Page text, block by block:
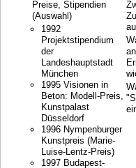
Preise, Stipendien
(Auswahl)
1992
Projektstipendium
der
Landeshauptstadt
München
1995 Visionen in
Beton: Modell-Preis,
Kunstpalast
Düsseldorf
1996 Nympenburger
Kunstpreis (Marie-
Luise-Lentz-Preis)
1997 Budapest-